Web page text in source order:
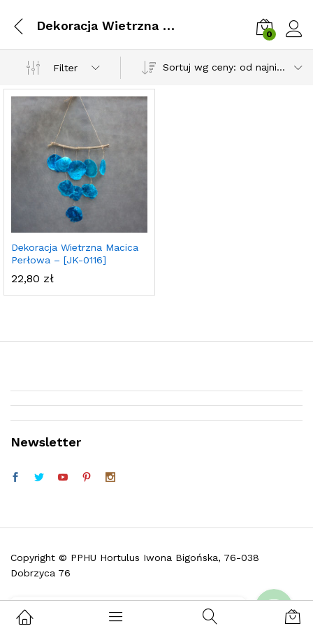
Dekoracja Wietrzna Macica Perłowa – [JK-0116]
0
Filter Sortuj wg ceny: od najniższej
Dekoracja Wietrzna Macica
Perłowa – [JK-0116]
22,80 zł
Newsletter
Copyright © PPHU Hortulus Iwona Bigońska, 76-038
Dobrzyca 76
Skontaktuj się z nami i zadaj pytanie